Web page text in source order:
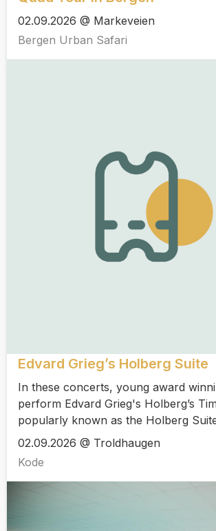
02.09.2026 @ Markeveien
Bergen Urban Safari
Edvard Grieg’s Holberg Suite
In these concerts, young award
perform Edvard Grieg's Holberg’s
popularly known as the Holberg
02.09.2026 @ Troldhaugen
Kode